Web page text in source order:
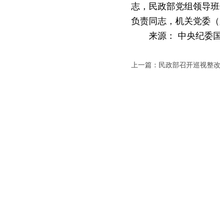
志，民政部党组领导
负责同志，机关党委
来源：
中央纪委
上一篇：民政部召开巡视整